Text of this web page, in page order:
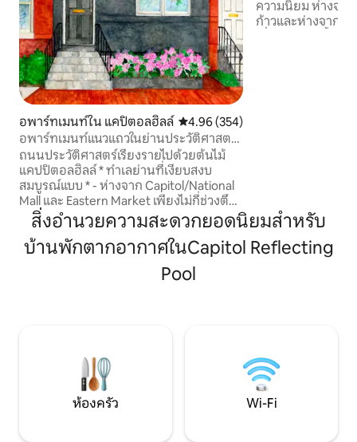
อพาร์ทเมนท์ใน แคปิตอลฮิลล์ คะแนนเฉลี่ย 4.96 จาก 5, 354 รีวิว
4.96 (354)
อพาร์ทเมนท์แนวแถวในย่านประวัติศาสตร์
แคพิทอลฮิลล์
ถนนประวัติศาสตร์เรียงรายไปด้วยต้นไม้
แคปปิตอลฮิลล์ * ทำเลย่านที่เงียบสงบ
สมบูรณ์แบบ * - ห่างจาก Capitol/National
Mall และ Eastern Market เพียงไม่กี่ช่วงตึก
เดินไปเบสบอลและสนามฟุตบอลใกล้กับ
Wharf/Anthem เดิน 5 นาที (0.3 ไมล์) ไปยัง
รถไฟใต้ดินสีฟ้า/ส้ม/เงินเดิน 10 นาที (0.5
ไมล์) ไปยังรถไฟใต้ดินสายสีเขียว บริเวณที่
นั่งด้านนอกในที่พัก สวนสาธารณะ/ร้าน
อากาศ/เครื่องทำความร้อนส่วนกลาง
ความนิยม ห่างจา
ก้าวและห่างจากริ
สิ่งอำนวยความสะดวกยอดนิยมสำหรับ
บ้านพักตากอากาศในCapitol Reflecting
Pool
ห้องครัว Wi-Fi